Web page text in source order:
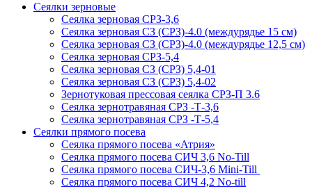
Сеялки зерновые
Сеялка зерновая СРЗ-3,6
Сеялка зерновая СЗ (СРЗ)-4.0 (междурядье 15 см)
Сеялка зерновая СЗ (СРЗ)-4.0 (междурядье 12,5 см)
Сеялка зерновая СРЗ-5,4
Сеялка зерновая СЗ (СРЗ) 5,4-01
Сеялка зерновая СЗ (СРЗ) 5,4-02
Зернотуковая прессовая сеялка СРЗ-П 3.6
Сеялка зернотравяная СРЗ -Т-3,6
Сеялка зернотравяная СРЗ -Т-5,4
Сеялки прямого посева
Сеялка прямого посева «Атрия»
Сеялка прямого посева СИЧ 3,6 No-Till
Сеялка прямого посева СИЧ-3,6 Mini-Till
Сеялка прямого посева СИЧ 4,2 No-till